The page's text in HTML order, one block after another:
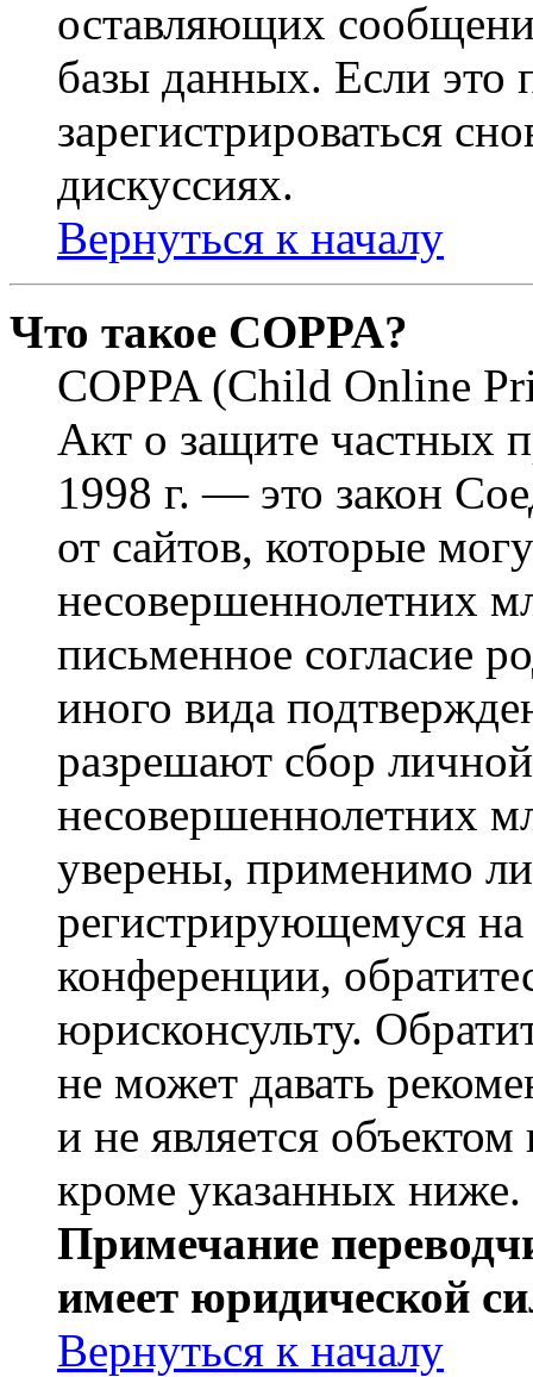
оставляющих
базы данных. Если это
зарегистрироваться
дискуссиях.
Вернуться к началу
Что такое COPPA?
COPPA (Child Online
Акт о защите частных
1998 г. — это закон
от сайтов, которые
несовершеннолетних
письменное согласие
иного вида
разрешают сбор
несовершеннолетних
уверены, применимо
регистрирующемуся
конференции,
юрисконсульту.
не может давать
и не является
кроме указанных ниже.
Примечание
имеет юридической
Вернуться к началу